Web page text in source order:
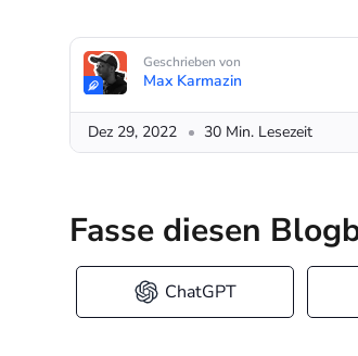
Geschrieben von
Max Karmazin
Dez 29, 2022 30 Min. Lesezeit
Fasse diesen
ChatGPT